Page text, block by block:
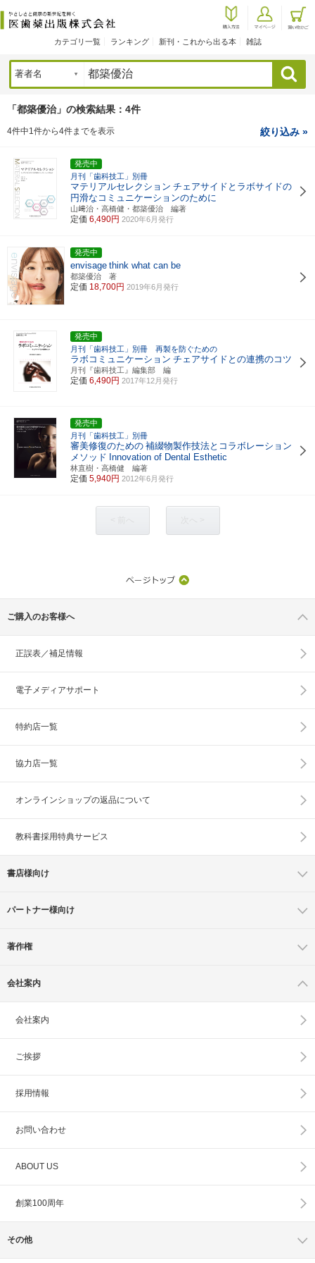
カテゴリ一覧 ランキング 新刊・これから出る本 雑誌
検索
「都築優治」の検索結果：4件
4件中1件から4件までを表示 絞り込み »
発売中
月刊「歯科技工」別冊
マテリアルセレクション チェアサイドとラボサイドの
円滑なコミュニケーションのために
山﨑治・高橋健・都築優治 編著
定価 6,490円 2020年6月発行
発売中
envisage think what can be
都築優治 著
定価 18,700円 2019年6月発行
発売中
月刊「歯科技工」別冊 再製を防ぐための
ラボコミュニケーション チェアサイドとの連携のコツ
月刊『歯科技工』編集部 編
定価 6,490円 2017年12月発行
発売中
月刊「歯科技工」別冊
審美修復のための 補綴物製作技法とコラボレーション
メソッド Innovation of Dental Esthetic
林直樹・高橋健 編著
定価 5,940円 2012年6月発行
ご購入のお客様へ
正誤表／補足情報
電子メディアサポート
特約店一覧
協力店一覧
オンラインショップの返品について
教科書採用特典サービス
書店様向け
パートナー様向け
著作権
会社案内
会社案内
ご挨拶
採用情報
お問い合わせ
ABOUT US
創業100周年
その他